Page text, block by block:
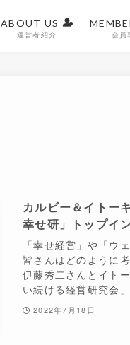
ABOUT US
運営者紹介 会員
カルビー＆イトー
幸せ研」トップイ
「幸せ経営」や「ウ
皆さんはどのように
伊藤秀二さんとイト
い続ける経営研究会
2022年7月18日